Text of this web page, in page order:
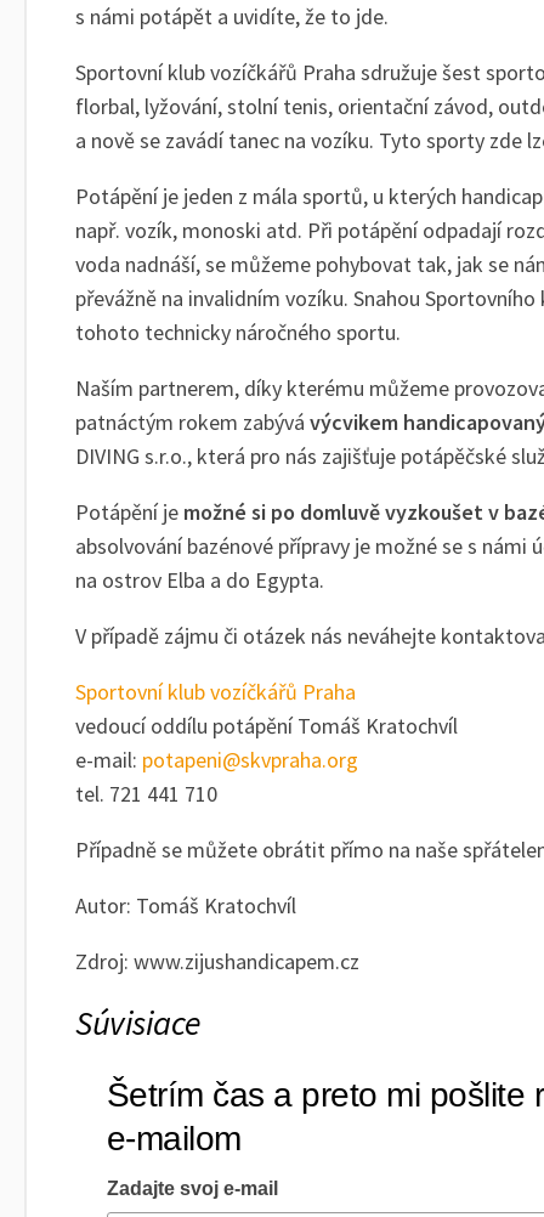
s námi potápět a uvidíte, že to jde.
Sportovní klub vozíčkářů Praha sdružuje šest
florbal, lyžování, stolní tenis, orientační závod,
a nově se zavádí tanec na vozíku. Tyto sporty zde
Potápění je jeden z mála sportů, u kterých
např. vozík, monoski atd. Při potápění odpadají
voda nadnáší, se můžeme pohybovat tak, jak se
převážně na invalidním vozíku. Snahou
tohoto technicky náročného sportu.
Naším partnerem, díky kterému můžeme
patnáctým rokem zabývá výcvikem
DIVING s.r.o., která pro nás zajišťuje potápěčské
Potápění je možné si po domluvě vyzkoušet v
absolvování bazénové přípravy je možné se s
na ostrov Elba a do Egypta.
V případě zájmu či otázek nás neváhejte
Sportovní klub vozíčkářů Praha
vedoucí oddílu potápění Tomáš Kratochvíl
e-mail: potapeni@skvpraha.org
tel. 721 441 710
Případně se můžete obrátit přímo na naše
Autor: Tomáš Kratochvíl
Zdroj: www.zijushandicapem.cz
Súvisiace
Šetrím čas a preto mi pošlite
e-mailom
Zadajte svoj e-mail